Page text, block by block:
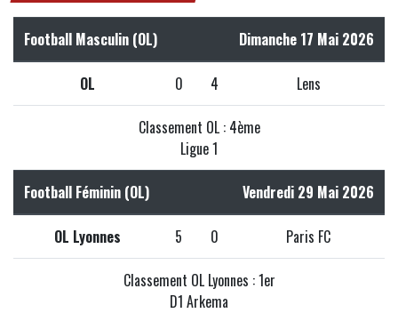
Football Masculin (OL) Dimanche 17 Mai 2026
OL 0 4 Lens
Classement OL : 4ème
Ligue 1
Football Féminin (OL) Vendredi 29 Mai 2026
OL Lyonnes 5 0 Paris FC
Classement OL Lyonnes : 1er
D1 Arkema